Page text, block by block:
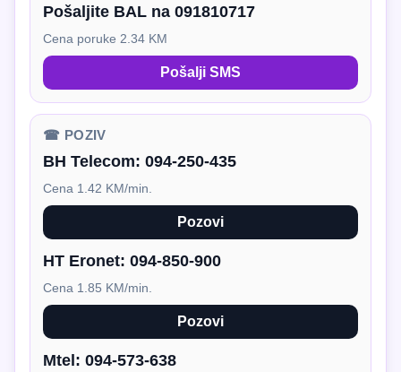
Pošaljite BAL na 091810717
Cena poruke 2.34 KM
Pošalji SMS
☎ POZIV
BH Telecom: 094-250-435
Cena 1.42 KM/min.
Pozovi
HT Eronet: 094-850-900
Cena 1.85 KM/min.
Pozovi
Mtel: 094-573-638